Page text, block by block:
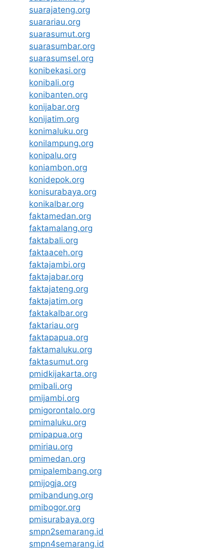
suarajateng.org
suarariau.org
suarasumut.org
suarasumbar.org
suarasumsel.org
konibekasi.org
konibali.org
konibanten.org
konijabar.org
konijatim.org
konimaluku.org
konilampung.org
konipalu.org
koniambon.org
konidepok.org
konisurabaya.org
konikalbar.org
faktamedan.org
faktamalang.org
faktabali.org
faktaaceh.org
faktajambi.org
faktajabar.org
faktajateng.org
faktajatim.org
faktakalbar.org
faktariau.org
faktapapua.org
faktamaluku.org
faktasumut.org
pmidkijakarta.org
pmibali.org
pmijambi.org
pmigorontalo.org
pmimaluku.org
pmipapua.org
pmiriau.org
pmimedan.org
pmipalembang.org
pmijogja.org
pmibandung.org
pmibogor.org
pmisurabaya.org
smpn2semarang.id
smpn4semarang.id